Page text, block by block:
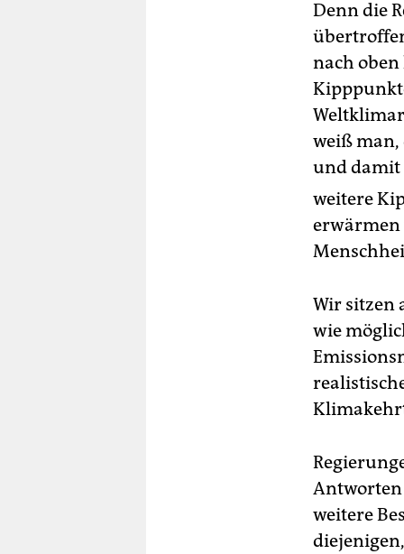
Denn die
nach
weiß man,
und damit
weitere
erwärmen
Wir sitzen
wie
weitere